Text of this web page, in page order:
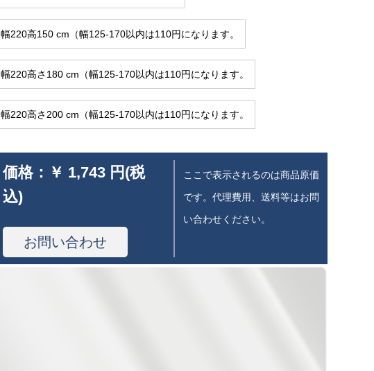
幅220高150 cm（幅125-170以内は110円になります。
幅220高さ180 cm（幅125-170以内は110円になります。
幅220高さ200 cm（幅125-170以内は110円になります。
価格： ￥ 1,743 円(税
込)
お問い合わせ
ここで表示されるのは商品原価
です。代理費用、送料等はお問
い合わせください。